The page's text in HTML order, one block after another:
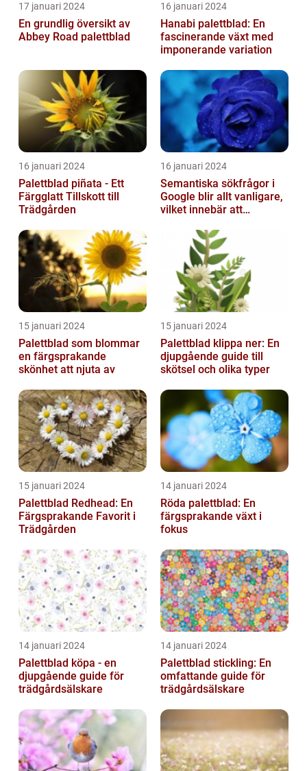
17 januari 2024
En grundlig översikt av
Abbey Road palettblad
16 januari 2024
Hanabi palettblad: En
fascinerande växt med
imponerande variation
16 januari 2024
Palettblad piñata - Ett
Färgglatt Tillskott till
Trädgården
16 januari 2024
Semantiska sökfrågor i
Google blir allt vanligare,
vilket innebär att
att fö...
15 januari 2024
Palettblad som blommar
en färgsprakande
skönhet att njuta av
15 januari 2024
Palettblad klippa ner: En
djupgående guide till
skötsel och olika typer
15 januari 2024
Palettblad Redhead: En
Färgsprakande Favorit i
Trädgården
14 januari 2024
Röda palettblad: En
färgsprakande växt i
fokus
14 januari 2024
Palettblad köpa - en
djupgående guide för
trädgårdsälskare
14 januari 2024
Palettblad stickling: En
omfattande guide för
trädgårdsälskare